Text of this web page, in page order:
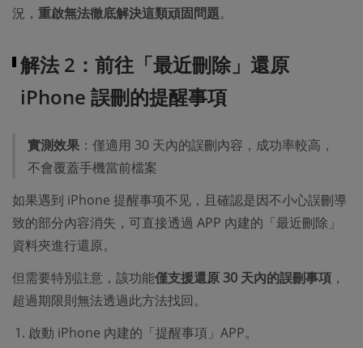
況， 重啟無法徹底解決這類頑固問題。
解法 2：前往「最近刪除」還原
iPhone 誤刪的提醒事項
實測效果 ：僅適用 30 天內的誤刪內容，成功率較高，
不會覆蓋手機當前檔案
如果遇到 iPhone 提醒事项不见，且確認是因不小心誤刪導
致的部分內容消失，可直接透過 APP 內建的「最近刪除」
資料夾進行還原。
但需要特別註意，該功能僅支援還原 30 天內的誤刪事項 ，
超過期限則無法透過此方法找回。
啟動 iPhone 內建的「提醒事項」APP。